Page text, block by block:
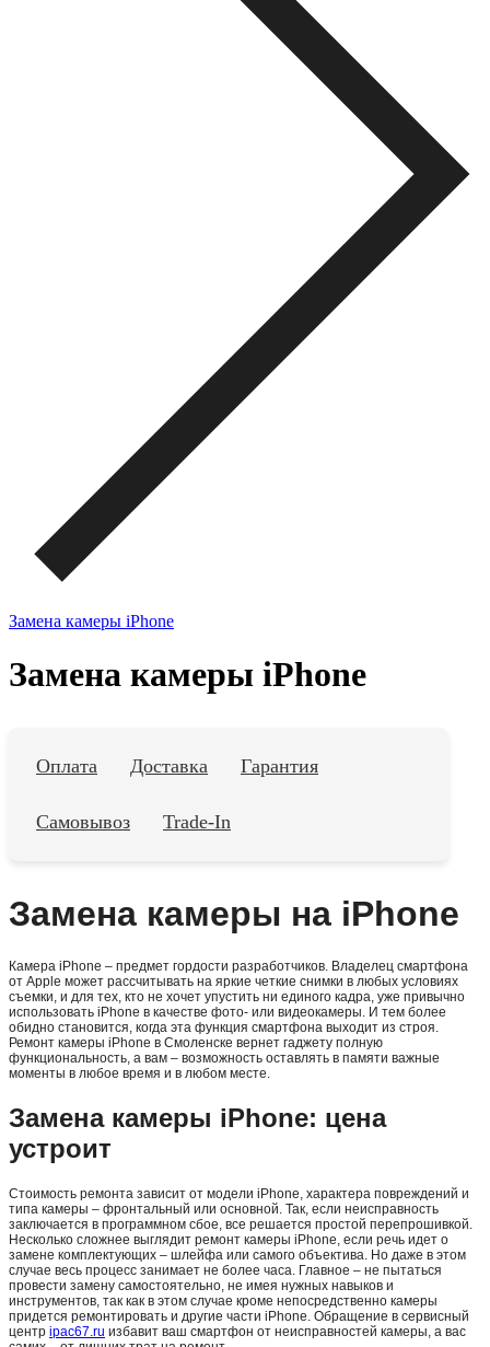
Замена камеры iPhone
Замена камеры iPhone
Оплата Доставка Гарантия
Самовывоз Trade-In
Замена камеры на iPhone
Камера iPhone – предмет гордости разработчиков. Владелец смартфона
от Apple может рассчитывать на яркие четкие снимки в любых условиях
съемки, и для тех, кто не хочет упустить ни единого кадра, уже привычно
использовать iPhone в качестве фото- или видеокамеры. И тем более
обидно становится, когда эта функция смартфона выходит из строя.
Ремонт камеры iPhone в Смоленске вернет гаджету полную
функциональность, а вам – возможность оставлять в памяти важные
моменты в любое время и в любом месте.
Замена камеры iPhone: цена
устроит
Стоимость ремонта зависит от модели iPhone, характера повреждений и
типа камеры – фронтальный или основной. Так, если неисправность
заключается в программном сбое, все решается простой перепрошивкой.
Несколько сложнее выглядит ремонт камеры iPhone, если речь идет о
замене комплектующих – шлейфа или самого объектива. Но даже в этом
случае весь процесс занимает не более часа. Главное – не пытаться
провести замену самостоятельно, не имея нужных навыков и
инструментов, так как в этом случае кроме непосредственно камеры
придется ремонтировать и другие части iPhone. Обращение в сервисный
центр ipac67.ru избавит ваш смартфон от неисправностей камеры, а вас